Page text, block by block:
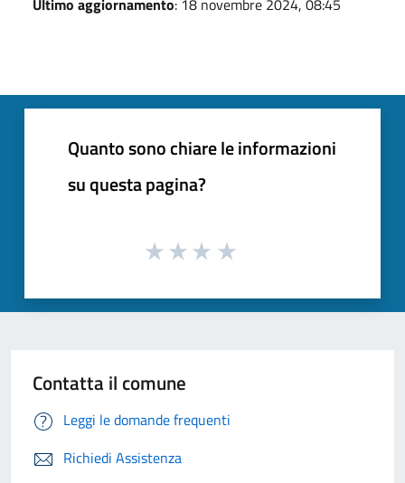
Quanto sono chiare le informazioni
su questa pagina?
Contatta il comune
Leggi le domande frequenti
Richiedi Assistenza